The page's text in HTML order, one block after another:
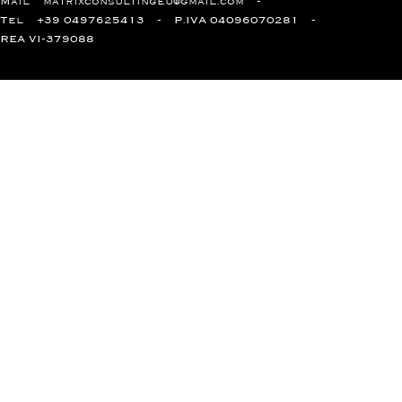
Tel +39 0497625413 P.IVA 04096070281
REA VI-379088